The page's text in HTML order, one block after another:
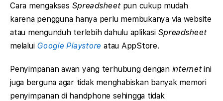
Cara mengakses Spreadsheetpun cukup mudah
karena pengguna hanya perlu membukanya via website
atau mengunduh terlebih dahulu aplikasi Spreadsheet
melalui Google Playstore atau AppStore.
Penyimpanan awan yang terhubung dengan internetini
juga berguna agar tidak menghabiskan banyak memori
penyimpanan di handphone sehingga tidak